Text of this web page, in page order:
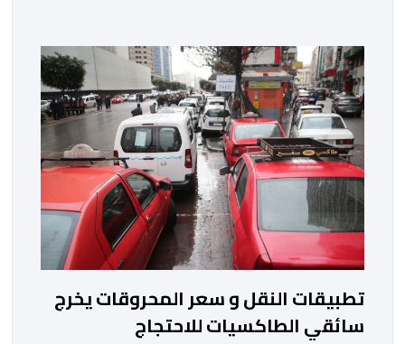
اعتبره الائتلاف جاء في غياب تام للمقاربة التشاركية وعدم
أخذ رأي وملاحظات التمثيليات المهنية للأطباء ومقدمي
الخدمات العلاجية رغم ما تسنه مقتضيات مشروع القانون
من عقوبات مالية ضدهم وتهدد […]
تطبيقات النقل و سعر المحروقات يخرج
سائقي الطاكسيات للاحتجاج